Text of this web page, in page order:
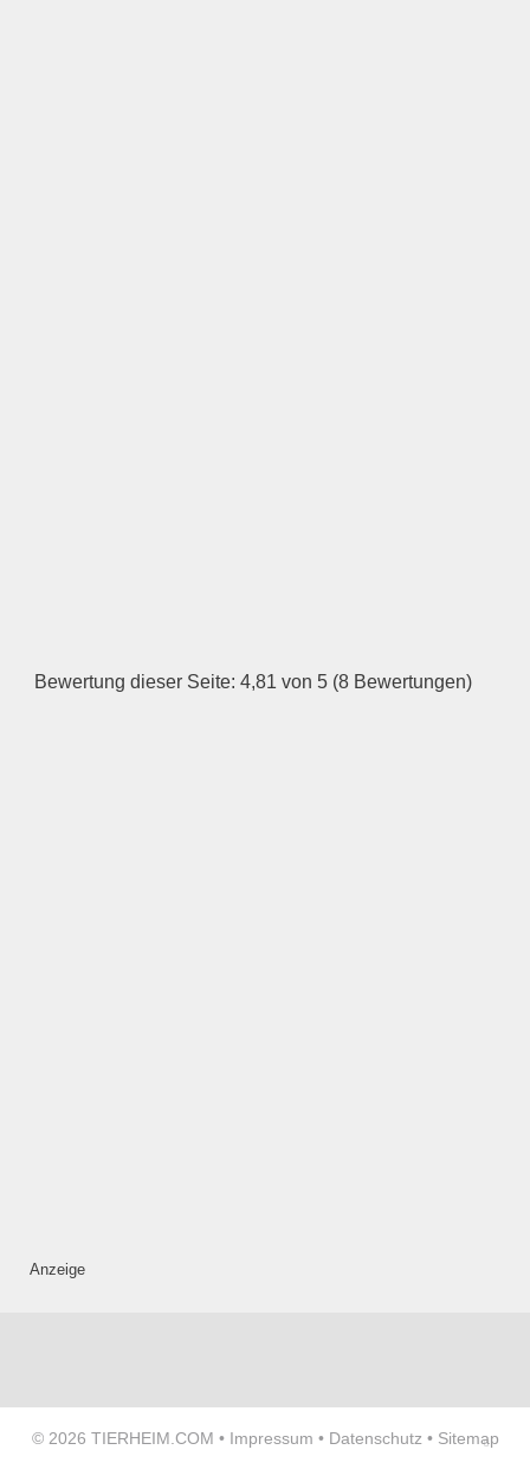
—
Bewertung dieser Seite: 4,81 von 5 (8 Bewertungen)
Anzeige
© 2026 TIERHEIM.COM • Impressum • Datenschutz• Sitemap